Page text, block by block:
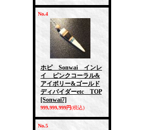
No.4
ホピ Sonwai インレ
イ ピンクコーラル&
アイボリー&ゴールド
ディバイダーetc TOP
[Sonwai7]
999,999,999円(税込)
No.5